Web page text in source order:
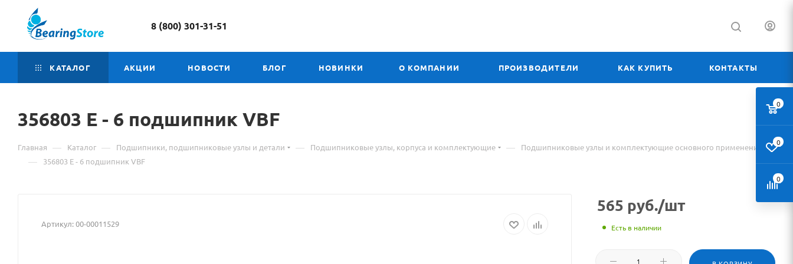
8 (800) 301-31-51
КАТАЛОГ АКЦИИ НОВОСТИ БЛОГ НОВИНКИ О КОМПАНИИ ПРОИЗВОДИТЕЛИ КАК КУПИТЬ КОНТАКТЫ
356803 Е Материал
о
товаре
-
- 6 подшипник VBF
Главная — Каталог — Подшипники, подшипниковые узлы и детали — Подшипниковые узлы, корпуса и комплектующие — Подшипниковые узлы и комплектующие основного применения
— 356803 Е - 6 подшипник VBF
Артикул:00-00011529
565 руб./шт
Есть в наличии
0
0
0